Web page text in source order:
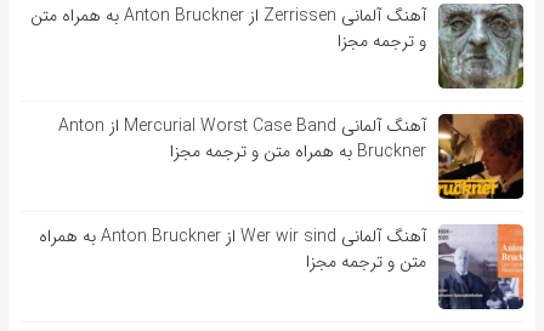
آهنگ آلمانی Zerrissen از Anton Bruckner به همراه متن
و ترجمه مجزا
آهنگ آلمانی Mercurial Worst Case Band از Anton
Bruckner به همراه متن و ترجمه مجزا
آهنگ آلمانی Wer wir sind از Anton Bruckner به همراه
متن و ترجمه مجزا